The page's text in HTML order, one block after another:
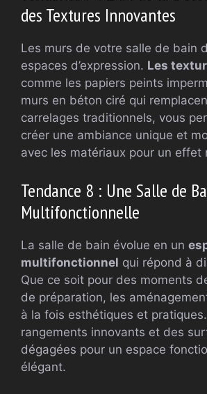
des Textures Innovantes
Les murs de votre salle de bain
espaces d’expression. Les
comme les papiers peints
murs en béton ciré qui
carrelages traditionnels, vous
créer une ambiance unique et
avec les matériaux pour un effet
Tendance 8 : Une Salle de
Multifonctionnelle
La salle de bain évolue en un
multifonctionnel qui répond à
Que ce soit pour des moments
de préparation, les
à la fois esthétiques et
rangements innovants et des
dégagées pour un espace
élégant.